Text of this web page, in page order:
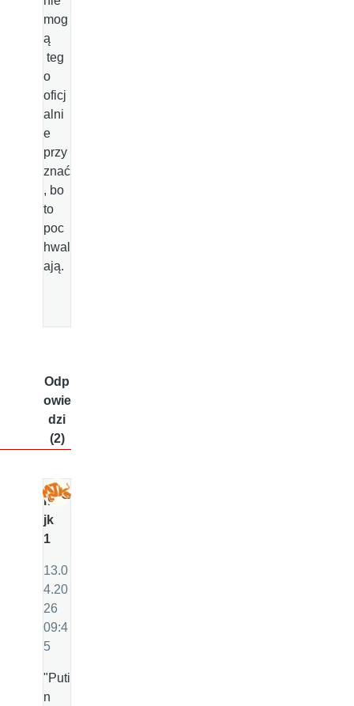
mog
ą
teg
o
oficj
alni
e
przy
znać
, bo
to
poc
hwal
ają.
Odp
owie
dzi
(2)
m
jk
1
13.0
4.20
26
09:4
5
"Puti
n